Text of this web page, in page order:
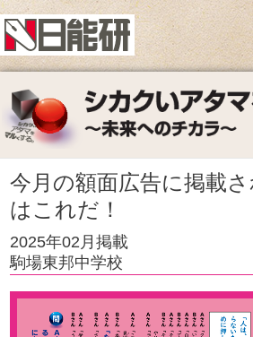
今月の額面広告に掲載
はこれだ！
2025年02月掲載
駒場東邦中学校